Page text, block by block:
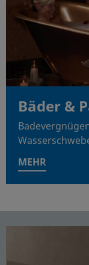
Bäder &
MEHR